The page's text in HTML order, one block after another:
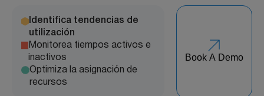
Identifica tendencias de
utilización
Monitorea tiempos activos e
inactivos
Optimiza la asignación de
recursos
Book A Demo